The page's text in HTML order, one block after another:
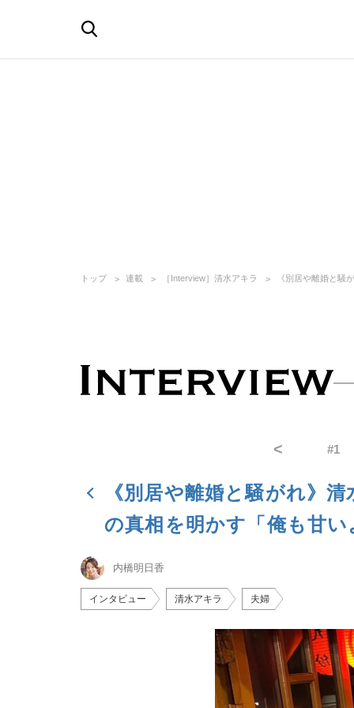
トップ 連載 ［Interview］清水アキラ 《別居や離婚と騒
< #1
《別居や離婚と騒がれ》
の真相を明かす「俺も甘い
内橋明日香
インタビュー 清水アキラ 夫婦